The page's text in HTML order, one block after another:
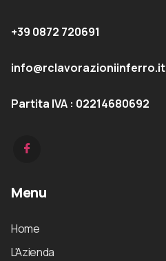
+39 0872 720691
info@rclavorazioniinferro.it
Partita IVA : 02214680692
Menu
Home
L'Azienda